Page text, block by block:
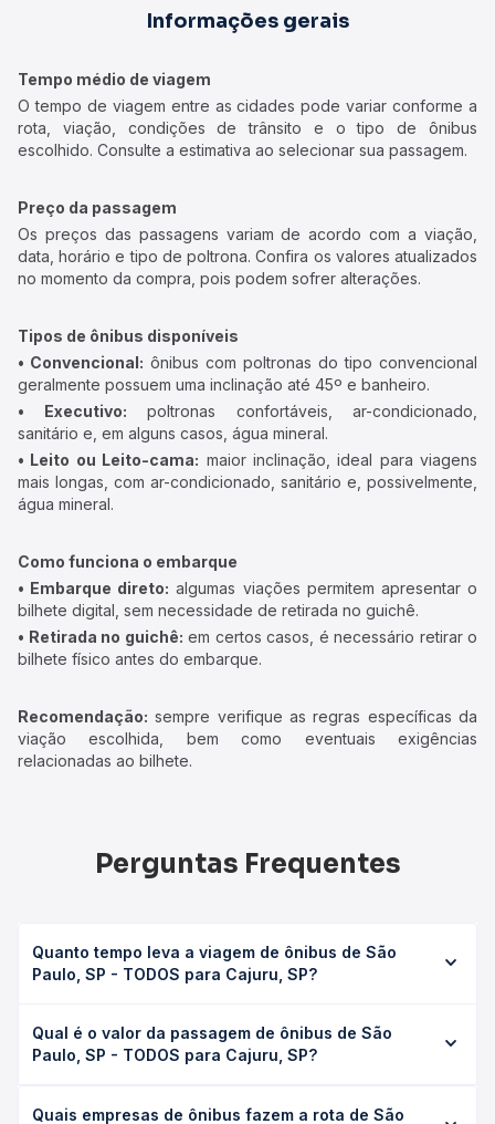
Informações gerais
Tempo médio de viagem
O tempo de viagem entre as cidades pode variar conforme a
rota, viação, condições de trânsito e o tipo de ônibus
escolhido. Consulte a estimativa ao selecionar sua passagem.
Preço da passagem
Os preços das passagens variam de acordo com a viação,
data, horário e tipo de poltrona. Confira os valores atualizados
no momento da compra, pois podem sofrer alterações.
Tipos de ônibus disponíveis
• Convencional: ônibus com poltronas do tipo convencional
geralmente possuem uma inclinação até 45º e banheiro.
• Executivo: poltronas confortáveis, ar-condicionado,
sanitário e, em alguns casos, água mineral.
• Leito ou Leito-cama: maior inclinação, ideal para viagens
mais longas, com ar-condicionado, sanitário e, possivelmente,
água mineral.
Como funciona o embarque
• Embarque direto: algumas viações permitem apresentar o
bilhete digital, sem necessidade de retirada no guichê.
• Retirada no guichê: em certos casos, é necessário retirar o
bilhete físico antes do embarque.
Recomendação: sempre verifique as regras específicas da
viação escolhida, bem como eventuais exigências
relacionadas ao bilhete.
Perguntas Frequentes
Quanto tempo leva a viagem de ônibus de São
Paulo, SP - TODOS para Cajuru, SP?
Cajuru, SP leva em média 6h 27min, podendo variar
conforme a viação, o tipo de serviço (convencional,
Qual é o valor da passagem de ônibus de São
Paulo, SP - TODOS para Cajuru, SP?
TODOS para Cajuru, SP custa em média R$ 173,87 e varia
Quais empresas de ônibus fazem a rota de São